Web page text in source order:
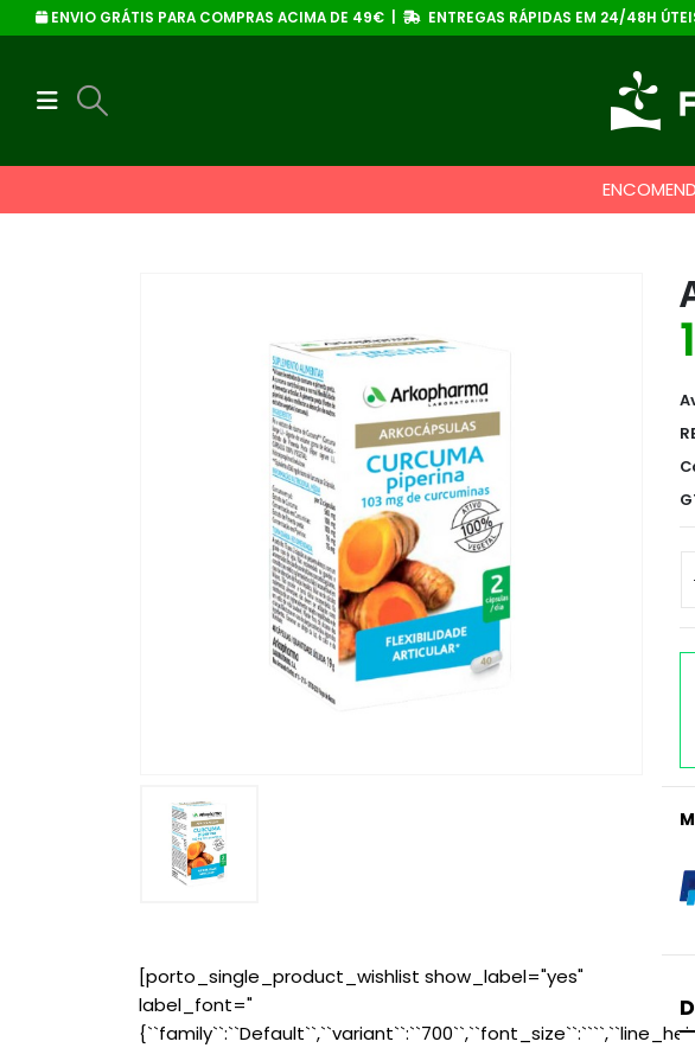
ENVIO GRÁTIS PARA COMPRAS ACIMA DE 49€ | ENTREGAS RÁPIDAS EM 24/48H
[porto_single_product_wishlist show_label="yes"
label_font="